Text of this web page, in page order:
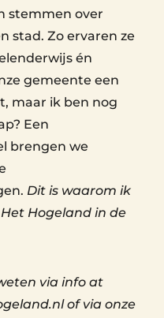
stemmen over
stad. Zo ervaren ze
én
gemeente een
maar ik ben nog
Een
brengen we
Dit is waarom ik
Hogeland in de
via info at
of via onze